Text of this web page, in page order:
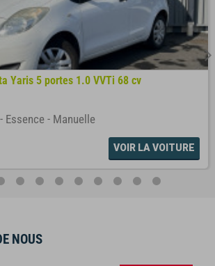
Yaris 5 portes 1.0 VVTi 68 cv
- Essence - Manuelle
VOIR LA VOITURE
NOUS